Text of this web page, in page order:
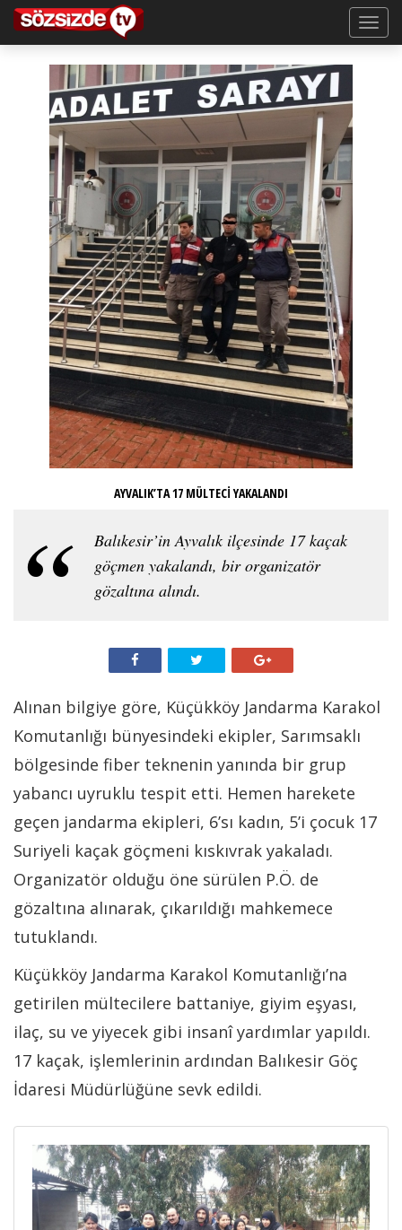
AYVALIK’TA 17 MÜLTECİ YAKALANDI
Balıkesir’in Ayvalık ilçesinde 17 kaçak
göçmen yakalandı, bir organizatör
gözaltına alındı.
Alınan bilgiye göre, Küçükköy Jandarma Karakol
Komutanlığı bünyesindeki ekipler, Sarımsaklı
bölgesinde fiber teknenin yanında bir grup
yabancı uyruklu tespit etti. Hemen harekete
geçen jandarma ekipleri, 6’sı kadın, 5’i çocuk 17
Suriyeli kaçak göçmeni kıskıvrak yakaladı.
Organizatör olduğu öne sürülen P.Ö. de
gözaltına alınarak, çıkarıldığı mahkemece
tutuklandı.
Küçükköy Jandarma Karakol Komutanlığı’na
getirilen mültecilere battaniye, giyim eşyası,
ilaç, su ve yiyecek gibi insanî yardımlar yapıldı.
17 kaçak, işlemlerinin ardından Balıkesir Göç
İdaresi Müdürlüğüne sevk edildi.